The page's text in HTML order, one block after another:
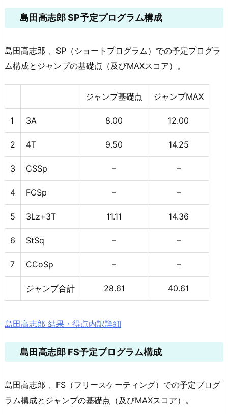
島田高志郎 SP予定プログラム構成
島田高志郎 、SP（ショートプログラム）での予定プログラ
ム構成とジャンプの基礎点（及びMAXスコア）。
ジャンプ基礎点 ジャンプMAX
1 3A 8.00 12.00
2 4T 9.50 14.25
3 CSSp – –
4 FCSp – –
5 3Lz+3T 11.11 14.36
6 StSq – –
7 CCoSp – –
ジャンプ合計 28.61 40.61
島田高志郎 結果・得点内訳詳細
島田高志郎 FS予定プログラム構成
島田高志郎 、FS（フリースケーティング）での予定プログ
ラム構成とジャンプの基礎点（及びMAXスコア）。